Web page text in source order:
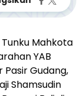
Tunku Mahkota
YAB
Pasir Gudang,
Shamsudin